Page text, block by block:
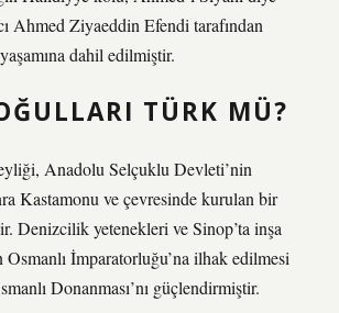
Ahmed Ziyaeddin Efendi tarafından
dahil edilmiştir.
TÜRK MÜ?
Anadolu Selçuklu Devleti’nin
Kastamonu ve çevresinde kurulan bir
Denizcilik yetenekleri ve Sinop’ta inşa
İmparatorluğu’na ilhak edilmesi
Donanması’nı güçlendirmiştir.